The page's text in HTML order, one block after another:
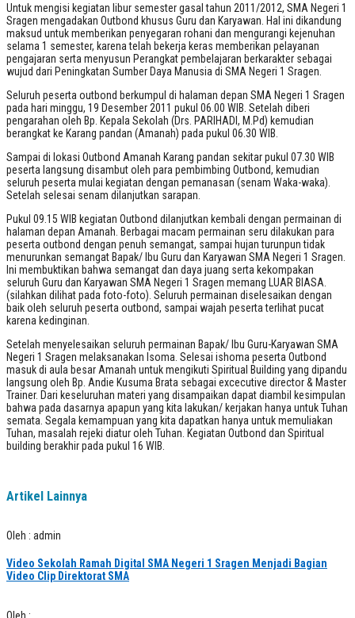
Untuk mengisi kegiatan libur semester gasal tahun 2011/2012, SMA Negeri 1
Sragen mengadakan Outbond khusus Guru dan Karyawan. Hal ini dikandung
maksud untuk memberikan penyegaran rohani dan mengurangi kejenuhan
selama 1 semester, karena telah bekerja keras memberikan pelayanan
pengajaran serta menyusun Perangkat pembelajaran berkarakter sebagai
wujud dari Peningkatan Sumber Daya Manusia di SMA Negeri 1 Sragen.
Seluruh peserta outbond berkumpul di halaman depan SMA Negeri 1 Sragen
pada hari minggu, 19 Desember 2011 pukul 06.00 WIB. Setelah diberi
pengarahan oleh Bp. Kepala Sekolah (Drs. PARIHADI, M.Pd) kemudian
berangkat ke Karang pandan (Amanah) pada pukul 06.30 WIB.
Sampai di lokasi Outbond Amanah Karang pandan sekitar pukul 07.30 WIB
peserta langsung disambut oleh para pembimbing Outbond, kemudian
seluruh peserta mulai kegiatan dengan pemanasan (senam Waka-waka).
Setelah selesai senam dilanjutkan sarapan.
Pukul 09.15 WIB kegiatan Outbond dilanjutkan kembali dengan permainan di
halaman depan Amanah. Berbagai macam permainan seru dilakukan para
peserta outbond dengan penuh semangat, sampai hujan turunpun tidak
menurunkan semangat Bapak/ Ibu Guru dan Karyawan SMA Negeri 1 Sragen.
Ini membuktikan bahwa semangat dan daya juang serta kekompakan
seluruh Guru dan Karyawan SMA Negeri 1 Sragen memang LUAR BIASA.
(silahkan dilihat pada foto-foto). Seluruh permainan diselesaikan dengan
baik oleh seluruh peserta outbond, sampai wajah peserta terlihat pucat
karena kedinginan.
Setelah menyelesaikan seluruh permainan Bapak/ Ibu Guru-Karyawan SMA
Negeri 1 Sragen melaksanakan Isoma. Selesai ishoma peserta Outbond
masuk di aula besar Amanah untuk mengikuti Spiritual Building yang dipandu
langsung oleh Bp. Andie Kusuma Brata sebagai excecutive director & Master
Trainer. Dari keseluruhan materi yang disampaikan dapat diambil kesimpulan
bahwa pada dasarnya apapun yang kita lakukan/ kerjakan hanya untuk Tuhan
semata. Segala kemampuan yang kita dapatkan hanya untuk memuliakan
Tuhan, masalah rejeki diatur oleh Tuhan. Kegiatan Outbond dan Spiritual
building berakhir pada pukul 16 WIB.
Artikel Lainnya
Oleh : admin
Video Sekolah Ramah Digital SMA Negeri 1 Sragen Menjadi Bagian
Video Clip Direktorat SMA